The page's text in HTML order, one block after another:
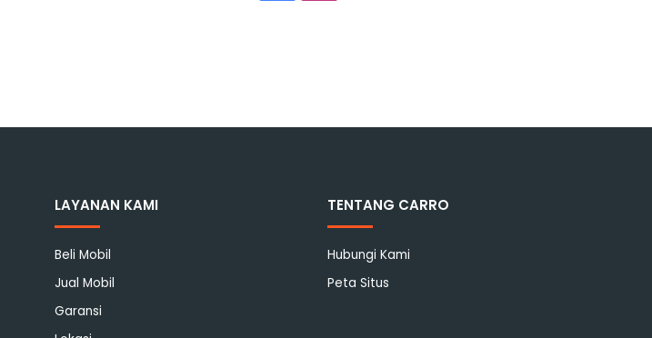
LAYANAN KAMI
Beli Mobil
Jual Mobil
Garansi
TENTANG CARRO
Hubungi Kami
Peta Situs